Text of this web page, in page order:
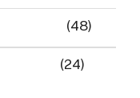
(48)
(24)